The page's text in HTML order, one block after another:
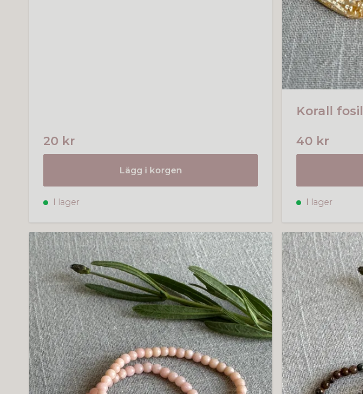
20 kr
Lägg i korgen
I lager
Korall fosil
40 kr
I lager